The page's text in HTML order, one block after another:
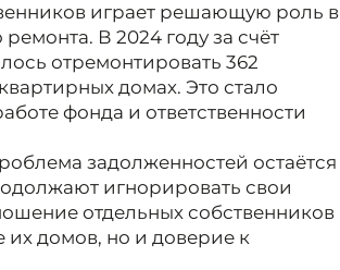
играет решающую роль в
В 2024 году за счёт
отремонтировать 362
домах. Это стало
фонда и ответственности
задолженностей остаётся
игнорировать свои
отдельных собственников
их домов, но и доверие к